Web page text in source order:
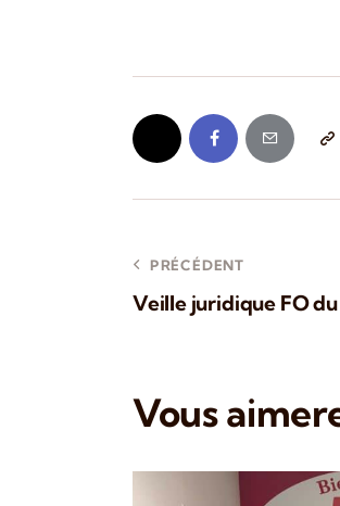
PRÉCÉDENT
Veille juridique FO du
Vous